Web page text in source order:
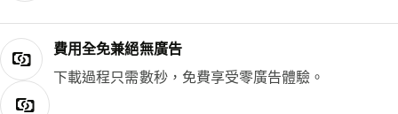
費用全免兼絕無廣告
下載過程只需數秒，免費享受零廣告體驗。